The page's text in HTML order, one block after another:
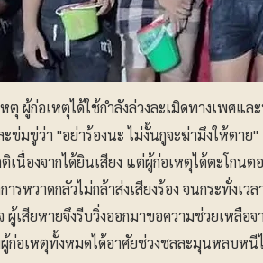
หตุ ผู้ก่อเหตุได้ใช้กำลังล่วงละเมิดทางเพศ
ข่มขู่ว่า "อย่าร้องนะ ไม่งั้นกูจะฆ่ามึงให้ตา
เนื่องจากได้ยินเสียง แต่ผู้ก่อเหตุได้ตะโกนต
ารหวาดกลัวไม่กล้าส่งเสียงร้อง จนกระทั่งเ
ผู้เสียหายจึงรีบวิ่งออกมาขอความช่วยเหลื
ก่อเหตุทั้งหมดได้อาศัยช่วงชลละมุนหลบหนีไ